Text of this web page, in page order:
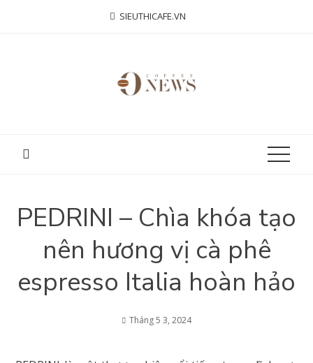
SIEUTHICAFE.VN
PEDRINI – Chìa khóa tạo
nên hương vị cà phê
espresso Italia hoàn hảo
Tháng 5 3, 2024